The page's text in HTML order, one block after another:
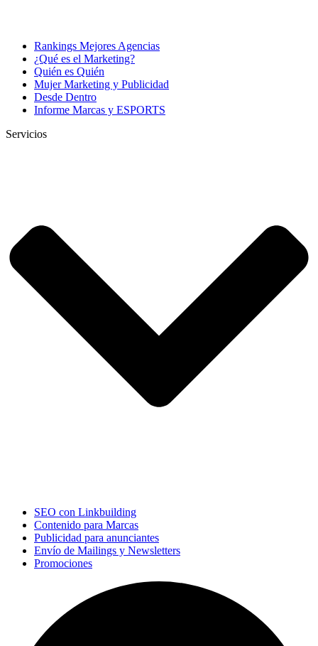
Rankings Mejores Agencias
¿Qué es el Marketing?
Quién es Quién
Mujer Marketing y Publicidad
Desde Dentro
Informe Marcas y ESPORTS
Servicios
SEO con Linkbuilding
Contenido para Marcas
Publicidad para anunciantes
Envío de Mailings y Newsletters
Promociones